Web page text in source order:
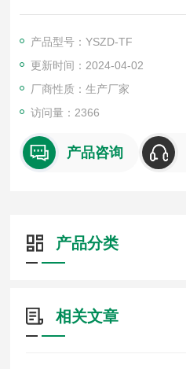
药及食品包装…等行业实验室及
析，材料特性试验，疲劳试验，
造、组装、运输及使用过程中所
的耐振性、可靠性和完好性。
产品型号：YSZD-TF
更新时间：2024-04-02
厂商性质：生产厂家
访问量：2366
产品咨询
产品分类
相关文章